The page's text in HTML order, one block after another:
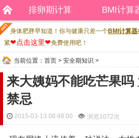
排卵期计算 BMI计算
身体肥胖早知道！你与健康只差一个BMI计算器
紧❤点击这里❤免费使用吧！
当前位置： 首页 > 安全期知识 >
来大姨妈不能吃芒果吗
禁忌
2015-03-13 08:48:00 浏览1072次